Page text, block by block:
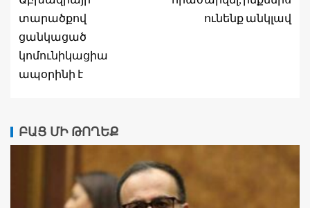
տարածքով
ցանկացած
կոմունիկացիա
ապօրինի է
ունենք անկլավ
ԲԱՑ ՄԻ ԹՈՂԵՔ